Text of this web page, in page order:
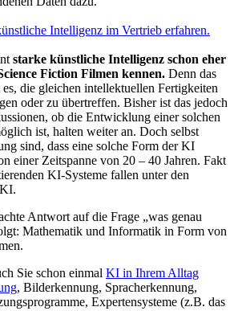
Intelligenz im Vertrieb erfahren.
starke künstliche Intelligenz schon eher
Fiction Filmen kennen. Denn das
die gleichen intellektuellen Fertigkeiten
oder zu übertreffen. Bisher ist das jedoch
ob die Entwicklung einer solchen
ist, halten weiter an. Doch selbst
sind, dass eine solche Form der KI
einer Zeitspanne von 20 – 40 Jahren. Fakt
KI-Systeme fallen unter den
Antwort auf die Frage „was genau
Mathematik und Informatik in Form von
Sie schon einmal KI in Ihrem Alltag
, Bilderkennung, Spracherkennung,
Expertensysteme (z.B. das